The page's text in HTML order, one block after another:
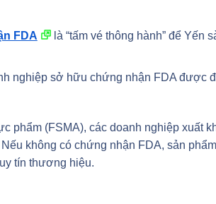
FDA
là “tấm vé thông hành” để Yến
nghiệp sở hữu chứng nhận FDA được
phẩm (FSMA), các doanh nghiệp xuất
không có chứng nhận FDA, sản
tín thương hiệu.